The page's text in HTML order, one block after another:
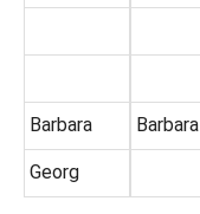
Barbara
Georg
Barbara